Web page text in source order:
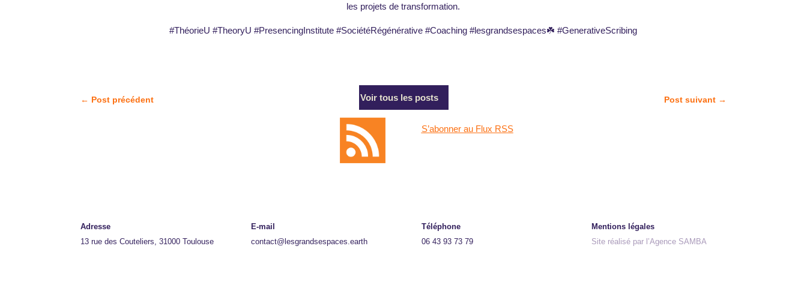
les projets de transformation.
#ThéorieU #TheoryU #PresencingInstitute #SociétéRégénérative #Coaching #lesgrandsespaces☘️ #GenerativeScribing
Voir tous les posts
← Post précédent Post suivant→
S’abonner au Flux RSS
Adresse
13 rue des Couteliers, 31000 Toulouse
E-mail
contact@lesgrandsespaces.earth
Téléphone
06 43 93 73 79
Mentions légales
Site réalisé par l’Agence SAMBA